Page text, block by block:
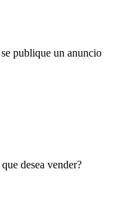
publique un anuncio
desea vender?